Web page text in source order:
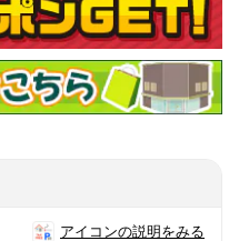
アイコンの説明をみる